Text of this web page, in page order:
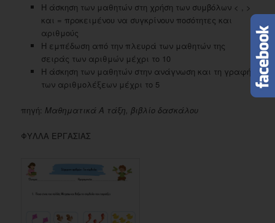
Η άσκηση των μαθητών στη χρήση των συμβόλων < , >
και = προκειμένου να συγκρίνουν ποσότητες και
αριθμούς
Η εμπέδωση από την πλευρά των μαθητών της
σειράς των αριθμών μέχρι το 10
Η άσκηση των μαθητών στην ανάγνωση και τη γραφή
των αριθμολέξεων μέχρι το 5
πηγή:Μαθηματικά Α τάξη, βιβλίο δασκάλου
ΦΥΛΛΑ ΕΡΓΑΣΙΑΣ